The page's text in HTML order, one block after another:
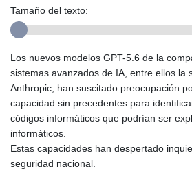
Tamaño del texto:
Los nuevos modelos GPT-5.6 de la
sistemas avanzados de IA, entre ellos la
Anthropic, han suscitado preocupación
capacidad sin precedentes para
códigos informáticos que podrían ser
informáticos.
Estas capacidades han despertado
seguridad nacional.